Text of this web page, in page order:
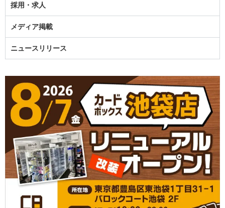
採用・求人
メディア掲載
ニュースリリース